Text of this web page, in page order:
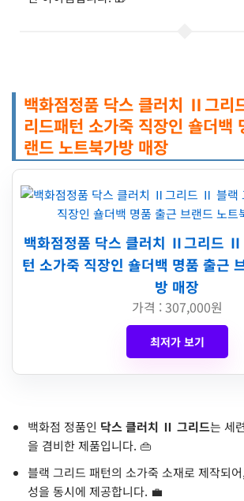
백화점정품 닥스 클러치 Ⅱ그
리드패턴 소가죽 직장인 숄더백
랜드 노트북가방 매장
백화점정품 닥스 클러치 Ⅱ그리드 Ⅱ
턴 소가죽 직장인 숄더백 명품 출근
방 매장
가격 : 307,000원
최저가 보기
백화점 정품인 닥스 클러치 Ⅱ 그리드는 세
을 겸비한 제품입니다. 👜
블랙 그리드 패턴의 소가죽 소재로 제작되
성을 동시에 제공합니다. 💼